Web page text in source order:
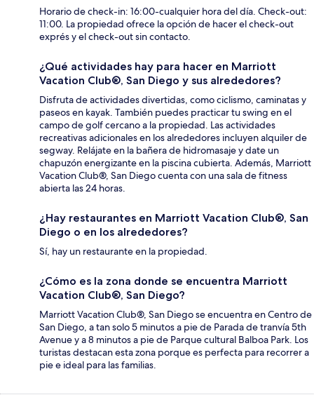
Horario de check-in: 16:00-cualquier hora del día. Check-out:
11:00. La propiedad ofrece la opción de hacer el check-out
exprés y el check-out sin contacto.
¿Qué actividades hay para hacer en Marriott
Vacation Club®, San Diego y sus alrededores?
Disfruta de actividades divertidas, como ciclismo, caminatas y
paseos en kayak. También puedes practicar tu swing en el
campo de golf cercano a la propiedad. Las actividades
recreativas adicionales en los alrededores incluyen alquiler de
segway. Relájate en la bañera de hidromasaje y date un
chapuzón energizante en la piscina cubierta. Además, Marriott
Vacation Club®, San Diego cuenta con una sala de fitness
abierta las 24 horas.
¿Hay restaurantes en Marriott Vacation Club®, San
Diego o en los alrededores?
Sí, hay un restaurante en la propiedad.
¿Cómo es la zona donde se encuentra Marriott
Vacation Club®, San Diego?
Marriott Vacation Club®, San Diego se encuentra en Centro de
San Diego, a tan solo 5 minutos a pie de Parada de tranvía 5th
Avenue y a 8 minutos a pie de Parque cultural Balboa Park. Los
turistas destacan esta zona porque es perfecta para recorrer a
pie e ideal para las familias.